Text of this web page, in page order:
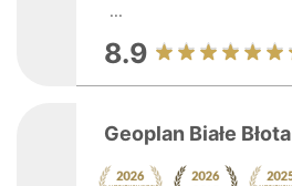
...
8.9
Geoplan Białe Błota